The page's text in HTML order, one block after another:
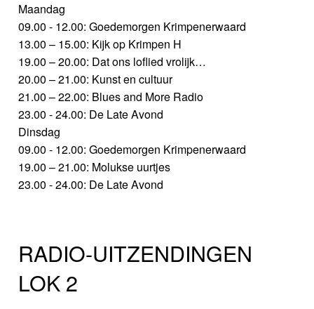
Maandag
09.00 - 12.00: Goedemorgen Krimpenerwaard
13.00 – 15.00: Kijk op Krimpen H
19.00 – 20.00: Dat ons loflied vrolijk…
20.00 – 21.00: Kunst en cultuur
21.00 – 22.00: Blues and More Radio
23.00 - 24.00: De Late Avond
Dinsdag
09.00 - 12.00: Goedemorgen Krimpenerwaard
19.00 – 21.00: Molukse uurtjes
23.00 - 24.00: De Late Avond
RADIO-UITZENDINGEN
LOK 2